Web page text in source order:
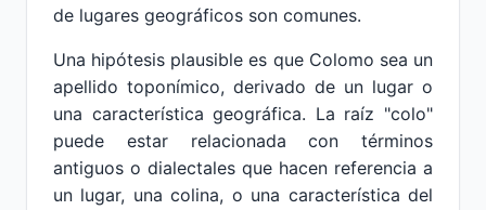
de lugares geográficos son comunes.
Una hipótesis plausible es que Colomo sea un
apellido toponímico, derivado de un lugar o
una característica geográfica. La raíz "colo"
puede estar relacionada con términos
antiguos o dialectales que hacen referencia a
un lugar, una colina, o una característica del